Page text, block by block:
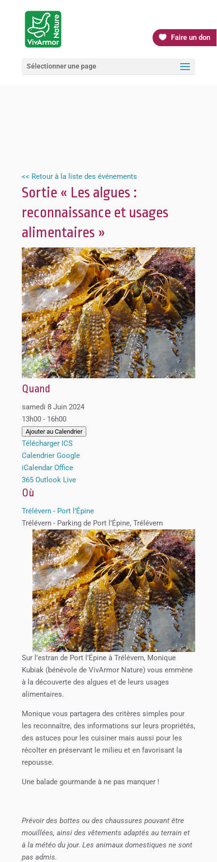
Faire un don
Sélectionner une page
<< Retour à la liste des événements
Sortie « Les algues :
reconnaissance et usages
alimentaires »
Quand
samedi 8 Juin 2024
13h00 - 16h00
Ajouter au Calendrier
Télécharger ICS
Calendrier Google
iCalendar Office
365 Outlook Live
Où
Trélévern - Port l’Épine
Trélévern - Parking de Port l’Épine, Trélévern
Sur l’estran de Port l’Épine à Trélévern, Monique
Kubiak (bénévole de VivArmor Nature) vous emmène
à la découverte des algues et de leurs usages
alimentaires.
Monique vous partagera des critères simples pour
les reconnaître, des informations sur leurs propriétés,
des astuces pour les cuisiner mais aussi pour les
récolter en préservant le milieu et en favorisant la
repousse.
Une balade gourmande à ne pas manquer !
Prévoir des bottes ou des chaussures pouvant être
mouillées, ainsi des vêtements adaptés au terrain et
à la météo du jour. Les animaux domestiques ne sont
pas admis.